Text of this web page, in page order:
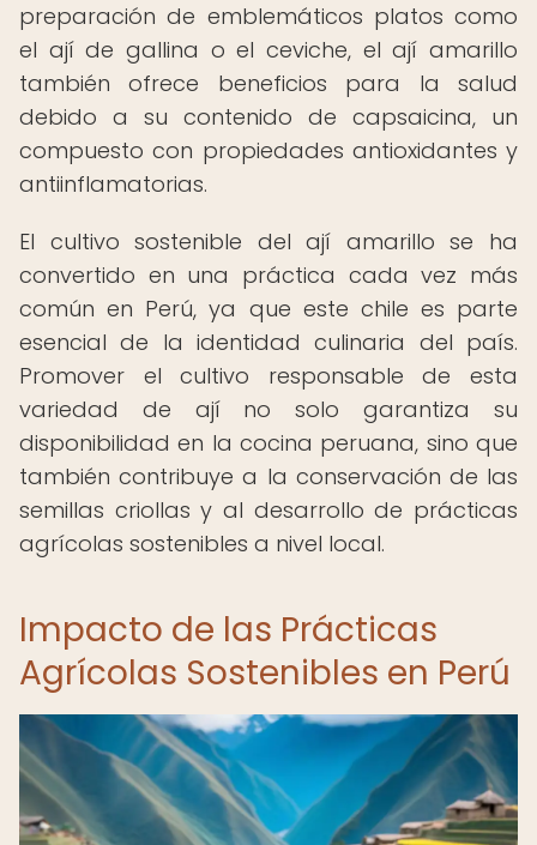
preparación de emblemáticos platos como
el ají de gallina o el ceviche, el ají amarillo
también ofrece beneficios para la salud
debido a su contenido de capsaicina, un
compuesto con propiedades antioxidantes y
antiinflamatorias.
El cultivo sostenible del ají amarillo se ha
convertido en una práctica cada vez más
común en Perú, ya que este chile es parte
esencial de la identidad culinaria del país.
Promover el cultivo responsable de esta
variedad de ají no solo garantiza su
disponibilidad en la cocina peruana, sino que
también contribuye a la conservación de las
semillas criollas y al desarrollo de prácticas
agrícolas sostenibles a nivel local.
Impacto de las Prácticas
Agrícolas Sostenibles en Perú